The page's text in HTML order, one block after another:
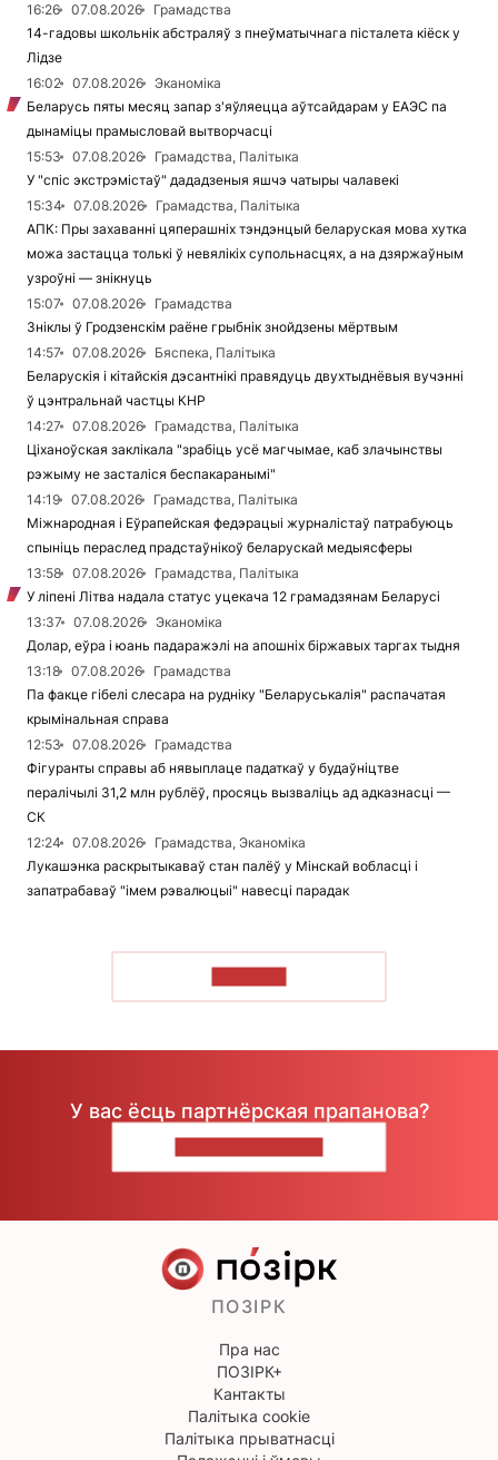
16:26
07.08.2026
Грамадства
14-гадовы школьнік абстраляў з пнеўматычнага пісталета кіёск у
Лідзе
16:02
07.08.2026
Эканоміка
Беларусь пяты месяц запар з'яўляецца аўтсайдарам у ЕАЭС па
дынаміцы прамысловай вытворчасці
15:53
07.08.2026
Грамадства, Палітыка
У "спіс экстрэмістаў" дададзеныя яшчэ чатыры чалавекі
15:34
07.08.2026
Грамадства, Палітыка
АПК: Пры захаванні цяперашніх тэндэнцый беларуская мова хутка
можа застацца толькі ў невялікіх супольнасцях, а на дзяржаўным
узроўні — знікнуць
15:07
07.08.2026
Грамадства
Зніклы ў Гродзенскім раёне грыбнік знойдзены мёртвым
14:57
07.08.2026
Бяспека, Палітыка
Беларускія і кітайскія дэсантнікі правядуць двухтыднёвыя вучэнні
ў цэнтральнай частцы КНР
14:27
07.08.2026
Грамадства, Палітыка
Ціханоўская заклікала "зрабіць усё магчымае, каб злачынствы
рэжыму не засталіся беспакаранымі"
14:19
07.08.2026
Грамадства, Палітыка
Міжнародная і Еўрапейская федэрацыі журналістаў патрабуюць
спыніць пераслед прадстаўнікоў беларускай медыясферы
13:58
07.08.2026
Грамадства, Палітыка
У ліпені Літва надала статус уцекача 12 грамадзянам Беларусі
13:37
07.08.2026
Эканоміка
Долар, еўра і юань падаражэлі на апошніх біржавых таргах тыдня
13:18
07.08.2026
Грамадства
Па факце гібелі слесара на рудніку "Беларуськалія" распачатая
крымінальная справа
12:53
07.08.2026
Грамадства
Фігуранты справы аб нявыплаце падаткаў у будаўніцтве
пералічылі 31,2 млн рублёў, просяць вызваліць ад адказнасці —
СК
12:24
07.08.2026
Грамадства, Эканоміка
Лукашэнка раскрытыкаваў стан палёў у Мінскай вобласці і
запатрабаваў "імем рэвалюцыі" навесці парадак
У вас ёсць партнёрская прапанова?
ПОЗІРК
Пра нас
ПОЗІРК+
Кантакты
Палітыка cookie
Палітыка прыватнасці